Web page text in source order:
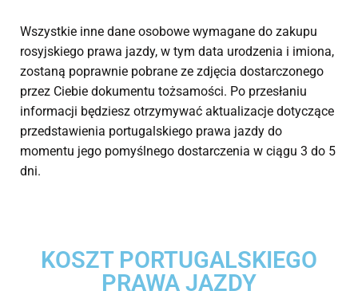
Wszystkie inne dane osobowe wymagane do zakupu
rosyjskiego prawa jazdy, w tym data urodzenia i imiona,
zostaną poprawnie pobrane ze zdjęcia dostarczonego
przez Ciebie dokumentu tożsamości. Po przesłaniu
informacji będziesz otrzymywać aktualizacje dotyczące
przedstawienia portugalskiego prawa jazdy do
momentu jego pomyślnego dostarczenia w ciągu 3 do 5
dni.
KOSZT PORTUGALSKIEGO
PRAWA JAZDY